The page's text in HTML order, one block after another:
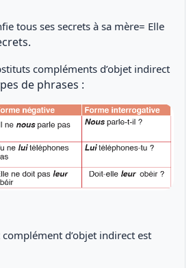
tous ses secrets à sa mère= Elle
compléments d’objet indirect
de phrases :
d’objet indirect est